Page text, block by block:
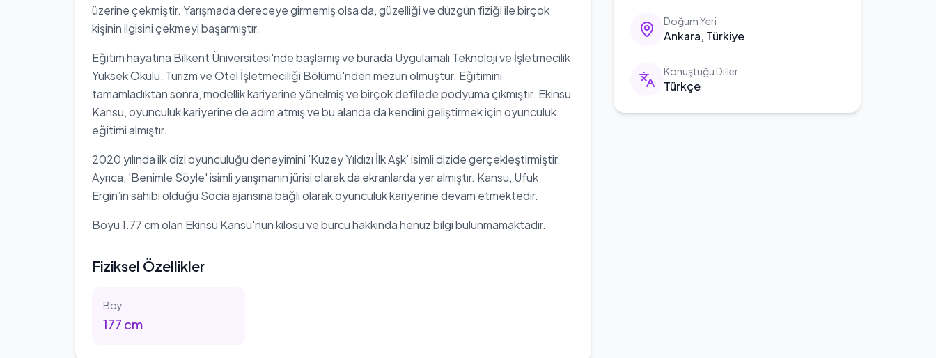
Doğum Yeri
Ankara, Türkiye
Konuştuğu Diller
Türkçe
üzerine çekmiştir. Yarışmada dereceye girmemiş olsa da, güzelliği ve düzgün fiziği ile birçok
kişinin ilgisini çekmeyi başarmıştır.
Eğitim hayatına Bilkent Üniversitesi'nde başlamış ve burada Uygulamalı Teknoloji ve İşletmecilik
Yüksek Okulu, Turizm ve Otel İşletmeciliği Bölümü'nden mezun olmuştur. Eğitimini
tamamladıktan sonra, modellik kariyerine yönelmiş ve birçok defilede podyuma çıkmıştır. Ekinsu
Kansu, oyunculuk kariyerine de adım atmış ve bu alanda da kendini geliştirmek için oyunculuk
eğitimi almıştır.
2020 yılında ilk dizi oyunculuğu deneyimini 'Kuzey Yıldızı İlk Aşk' isimli dizide gerçekleştirmiştir.
Ayrıca, 'Benimle Söyle' isimli yarışmanın jürisi olarak da ekranlarda yer almıştır. Kansu, Ufuk
Ergin’in sahibi olduğu Socia ajansına bağlı olarak oyunculuk kariyerine devam etmektedir.
Boyu 1.77 cm olan Ekinsu Kansu'nun kilosu ve burcu hakkında henüz bilgi bulunmamaktadır.
Fiziksel Özellikler
Boy
177 cm